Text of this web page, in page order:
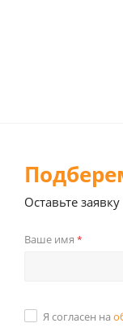
Оставьте
Ваше имя *
Я согласен на